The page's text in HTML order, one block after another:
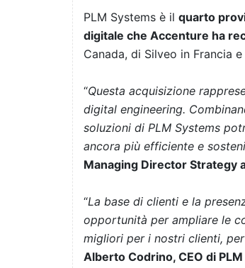
PLM Systems è il quarto
digitale che Accenture ha
Canada, di Silveo in Francia
“Questa acquisizione
digital engineering.
soluzioni di PLM Systems
ancora più efficiente e
Managing Director Strategy
“La base di clienti e la
opportunità per ampliare le
migliori per i nostri clienti,
Alberto Codrino, CEO di